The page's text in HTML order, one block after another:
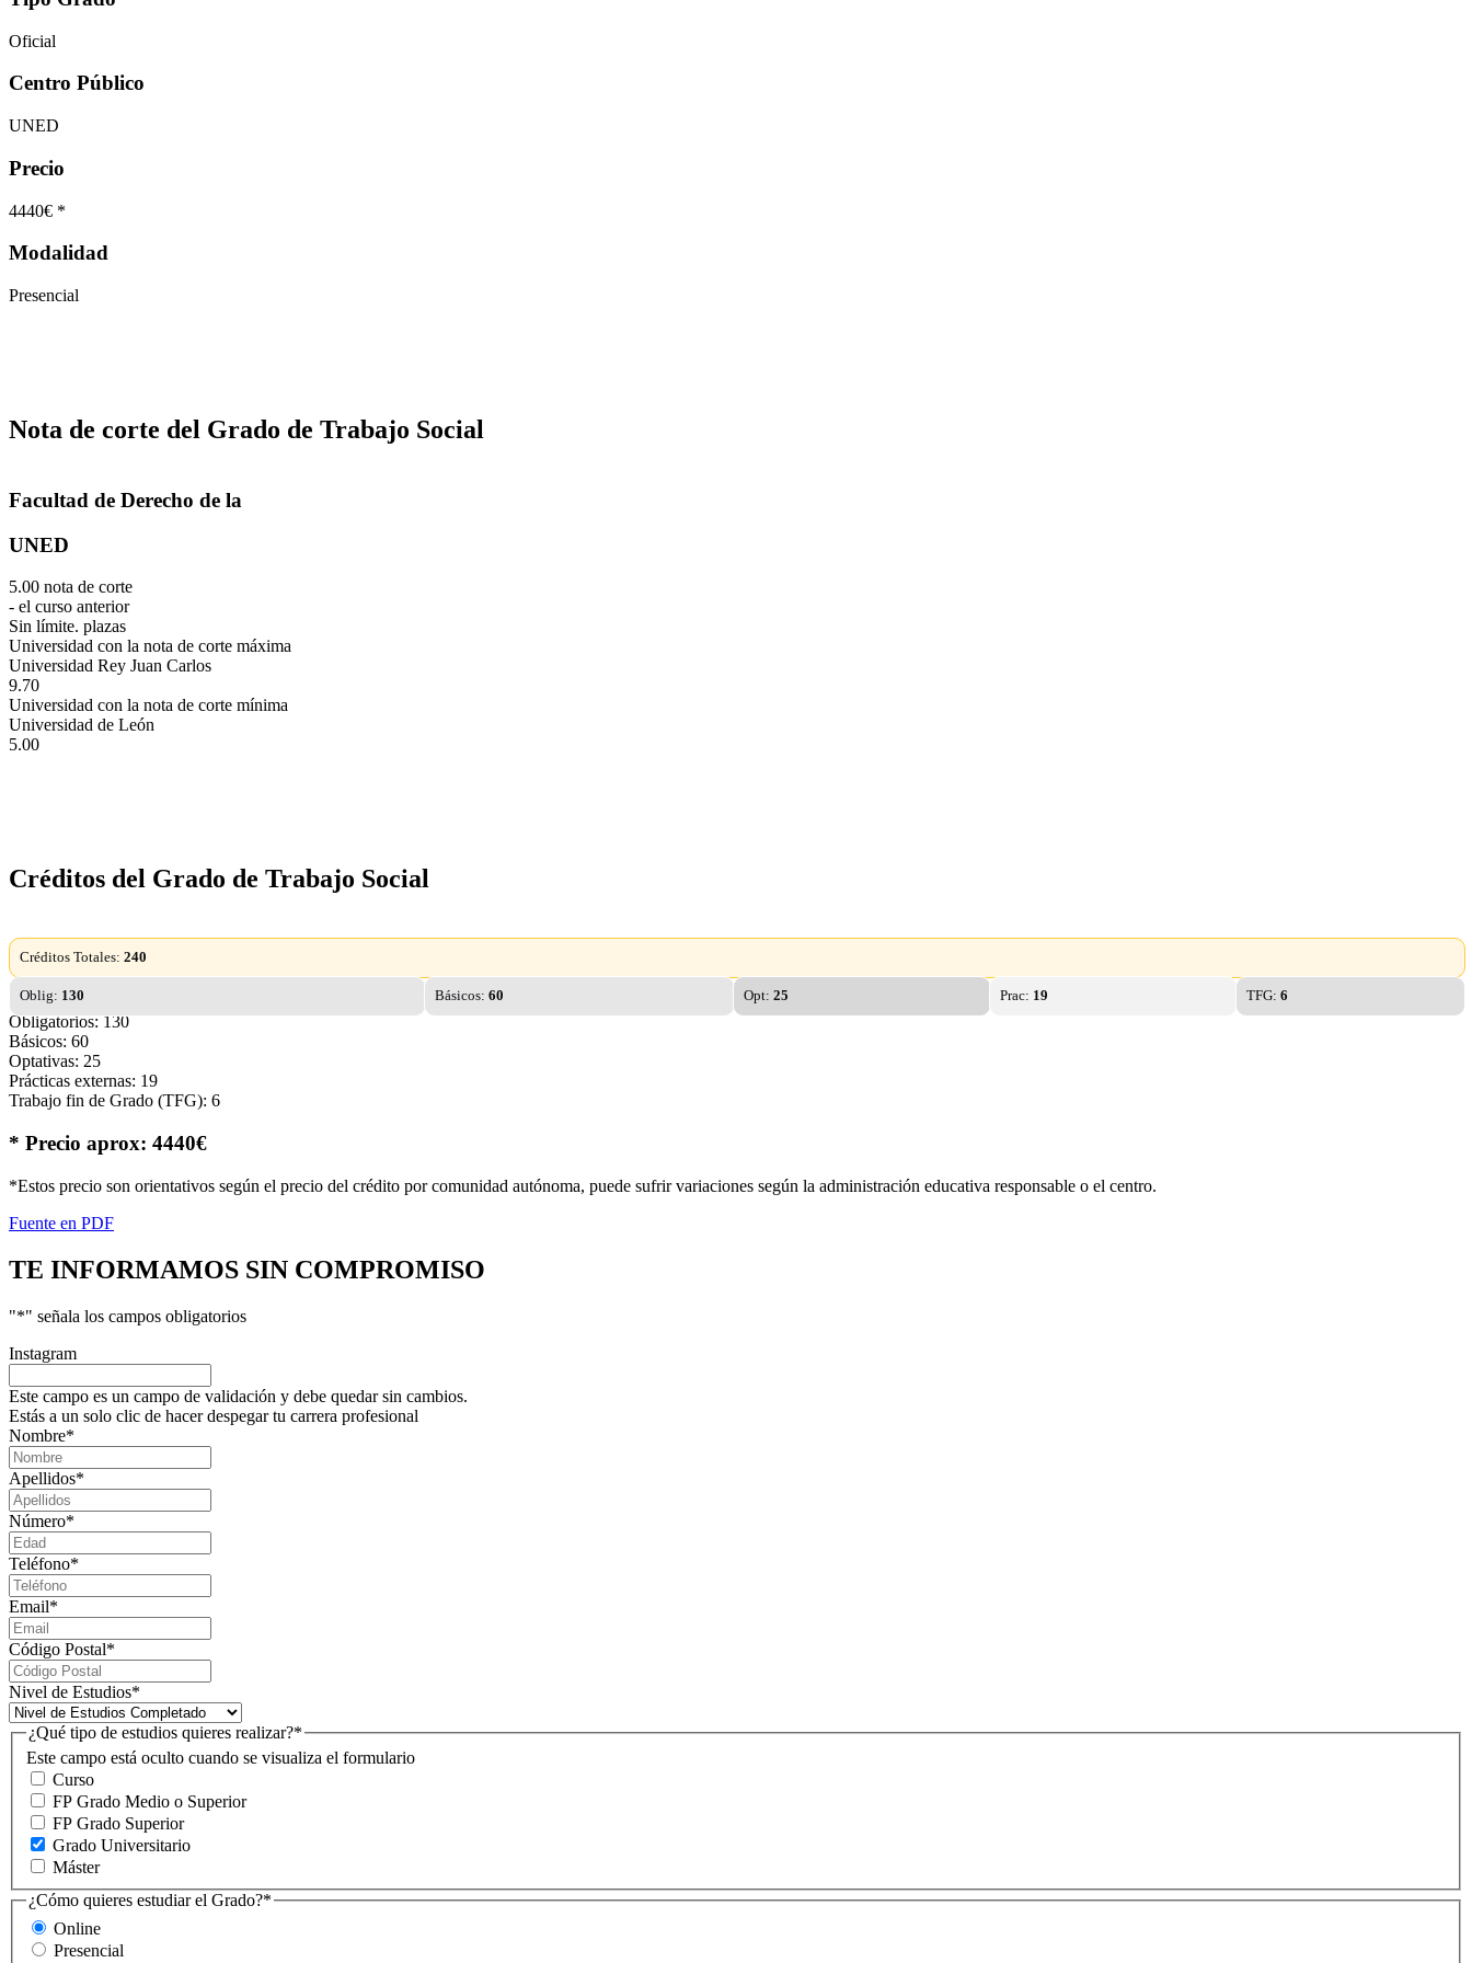
Oficial
Centro Público
UNED
Precio
4440€ *
Modalidad
Presencial
Nota de corte del Grado de Trabajo Social
Facultad de Derecho de la
UNED
5.00 nota de corte
- el curso anterior
Sin límite. plazas
Universidad con la nota de corte máxima
Universidad Rey Juan Carlos
9.70
Universidad con la nota de corte mínima
Universidad de León
5.00
Créditos del Grado de Trabajo Social
Créditos Totales: 240
Oblig: 130 Básicos:60 Opt:25 Prac: 19 TFG:6
Obligatorios: 130
Básicos: 60
Optativas: 25
Prácticas externas: 19
Trabajo fin de Grado (TFG): 6
* Precio aprox: 4440€
*Estos precio son orientativos según el precio del crédito por comunidad autónoma, puede sufrir variaciones según la administración educativa responsable o el centro.
Fuente en PDF
TE INFORMAMOS SIN COMPROMISO
"*" señala los campos obligatorios
Instagram
Este campo es un campo de validación y debe quedar sin cambios.
Estás a un solo clic de hacer despegar tu carrera profesional
Nombre*
Apellidos*
Número*
Teléfono*
Email*
Código Postal*
Nivel de Estudios*
Este campo está oculto cuando se visualiza el formulario
¿Qué tipo de estudios quieres realizar?*
Curso
FP Grado Medio o Superior
FP Grado Superior
Grado Universitario
Máster
¿Cómo quieres estudiar el Grado?*
Online
Presencial